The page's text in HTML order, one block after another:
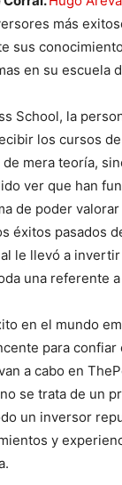
más
sus
en su escuela
School, la
los cursos
mera teoría,
ver que han
de poder
éxitos pasados
le llevó a
una referente
en el mundo
para confiar
a cabo en
se trata de un
un inversor
y